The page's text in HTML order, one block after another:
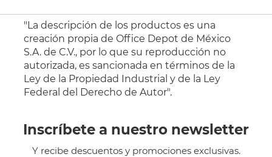
"La descripción de los productos es una
creación propia de Office Depot de México
S.A. de C.V., por lo que su reproducción no
autorizada, es sancionada en términos de la
Ley de la Propiedad Industrial y de la Ley
Federal del Derecho de Autor".
Inscríbete a nuestro newsletter
Y recibe descuentos y promociones exclusivas.